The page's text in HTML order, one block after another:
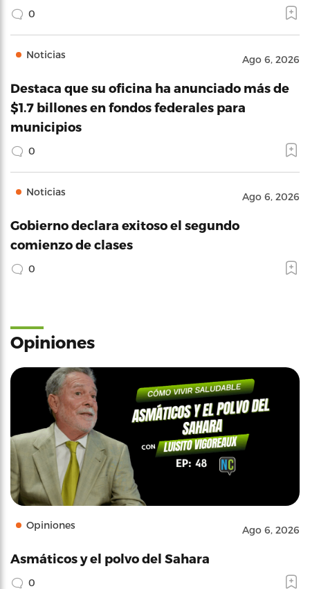
0
Noticias Ago 6, 2026
Destaca que su oficina ha anunciado más de
$1.7 billones en fondos federales para
municipios
0
Noticias Ago 6, 2026
Gobierno declara exitoso el segundo
comienzo de clases
0
Opiniones
Opiniones Ago 6, 2026
Asmáticos y el polvo del Sahara
0